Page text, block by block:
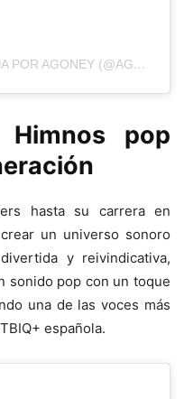
UNA PUBLICACIÓN COMPARTIDA POR AGONEY (@AGONEY)
Himnos pop
hasta su carrera en
un universo sonoro
y reivindicativa,
sonido pop con un toque
una de las voces más
española.